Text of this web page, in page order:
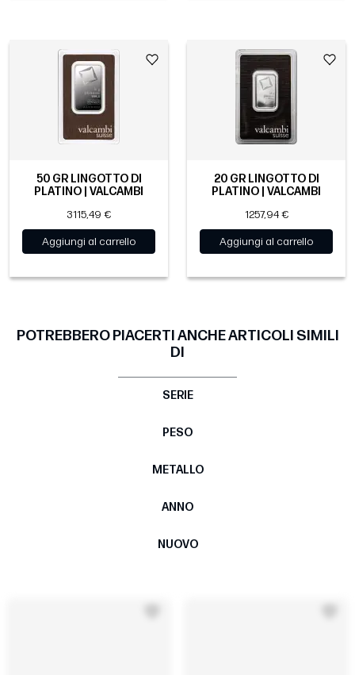
50 GR LINGOTTO DI
PLATINO | VALCAMBI
3115,49 €
Aggiungi al carrello
20 GR LINGOTTO DI
PLATINO | VALCAMBI
1257,94 €
Aggiungi al carrello
POTREBBERO PIACERTI ANCHE ARTICOLI SIMILI
DI
SERIE
PESO
METALLO
ANNO
NUOVO